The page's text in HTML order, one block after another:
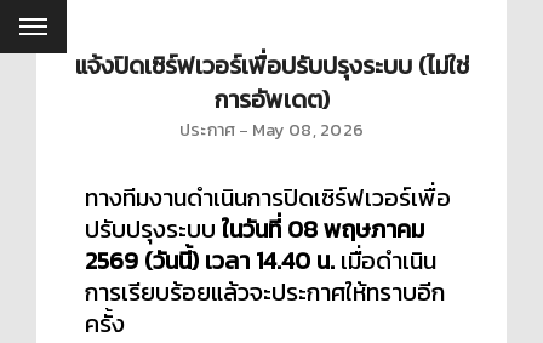
แจ้งปิดเซิร์ฟเวอร์เพื่อปรับปรุงระบบ (ไม่ใช่
การอัพเดต)
ประกาศ May 08, 2026
ทางทีมงานดำเนินการปิดเซิร์ฟเวอร์เพื่อ
ปรับปรุงระบบ ในวันที่ 08 พฤษภาคม
2569 (วันนี้) เวลา 14.40 น. เมื่อดำเนิน
การเรียบร้อยแล้วจะประกาศให้ทราบอีก
ครั้ง